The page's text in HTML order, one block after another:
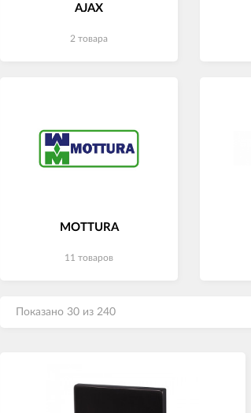
AJAX
2 товара
MOTTURA
11 товаров
Показано 30 из 240